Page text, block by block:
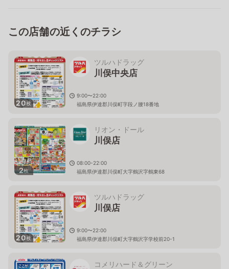
この店舗の近くのチラシ
20枚
ツルハドラッグ
川俣中央店
9:00〜22:00
福島県伊達郡川俣町字段ノ腰18番地
2枚
リオン・ドール
川俣店
08:00-22:00
福島県伊達郡川俣町大字鶴沢字鶴東68
20枚
ツルハドラッグ
川俣店
9:00〜22:00
福島県伊達郡川俣町大字鶴沢字学校前20-1
コメリハード＆グリーン